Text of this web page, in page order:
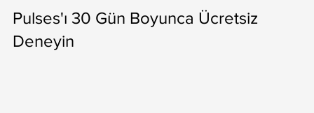
Pulses'ı 30 Gün Boyunca Ücretsiz
Deneyin